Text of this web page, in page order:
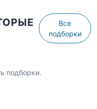
Все
подборки
подборки.